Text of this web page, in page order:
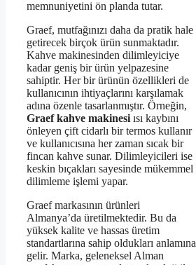
memnuniyetini ön planda tutar.
Graef, mutfağınızı daha da pratik hale
getirecek birçok ürün sunmaktadır.
Kahve makinesinden dilimleyiciye
kadar geniş bir ürün yelpazesine
sahiptir. Her bir ürünün özellikleri de
kullanıcının ihtiyaçlarını karşılamak
adına özenle tasarlanmıştır. Örneğin,
Graef kahve makinesi ısı kaybını
önleyen çift cidarlı bir termos kullanır
ve kullanıcısına her zaman sıcak bir
fincan kahve sunar. Dilimleyicileri ise
keskin bıçakları sayesinde mükemmel
dilimleme işlemi yapar.
Graef markasının ürünleri
Almanya’da üretilmektedir. Bu da
yüksek kalite ve hassas üretim
standartlarına sahip oldukları anlamına
gelir. Marka, geleneksel Alman